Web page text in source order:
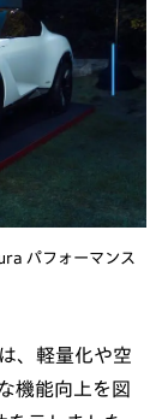
パフォーマンス
、軽量化や空
機能向上を図